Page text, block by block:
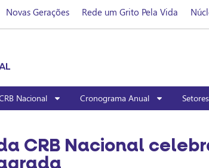
Novas Gerações Rede um Grito Pela Vida
Nacional Cronograma Anual Setores
CRB Nacional